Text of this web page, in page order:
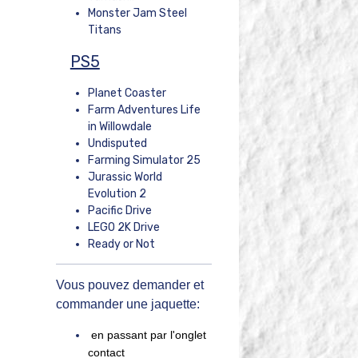
Monster Jam Steel
Titans
PS5
Planet Coaster
Farm Adventures Life
in Willowdale
Undisputed
Farming Simulator 25
Jurassic World
Evolution 2
Pacific Drive
LEGO 2K Drive
Ready or Not
Vous pouvez demander et
commander une jaquette:
en passant par l'onglet
contact